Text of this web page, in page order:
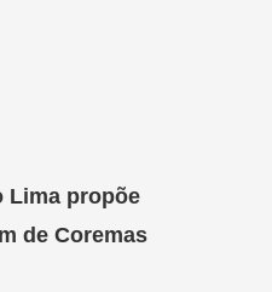
Lima propõe
de Coremas